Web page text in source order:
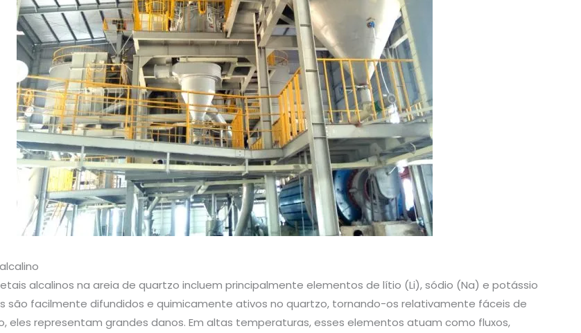
alcalinos na areia de quartzo incluem principalmente elementos de lítio (Li), sódio (Na) e potássio
são facilmente difundidos e quimicamente ativos no quartzo, tornando-os relativamente fáceis de
eles representam grandes danos. Em altas temperaturas, esses elementos atuam como fluxos,